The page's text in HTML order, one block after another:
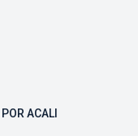
POR ACALI